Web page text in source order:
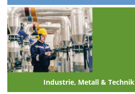
Industrie, Metall & Technik